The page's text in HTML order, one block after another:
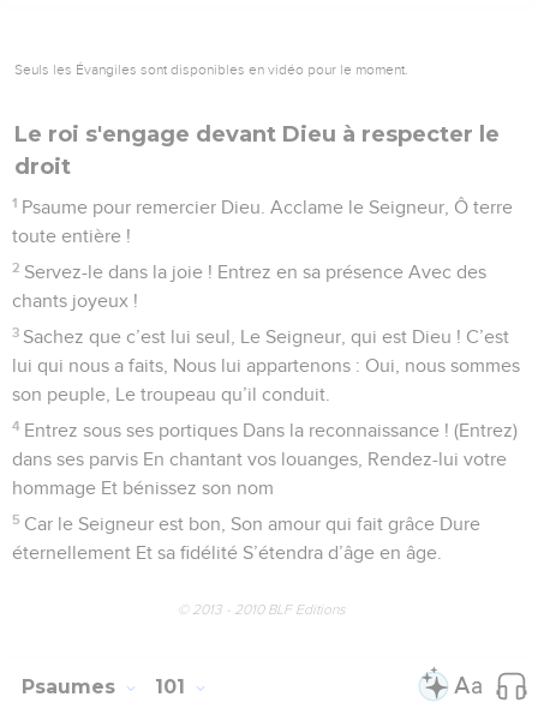
Seuls les Évangiles sont disponibles en vidéo pour le moment.
Le roi s'engage devant Dieu à respecter le
droit
1 Psaume pour remercier Dieu. Acclame le Seigneur, Ô terre
toute entière !
2 Servez-le dans la joie ! Entrez en sa présence Avec des
chants joyeux !
3 Sachez que c’est lui seul, Le Seigneur, qui est Dieu ! C’est
lui qui nous a faits, Nous lui appartenons : Oui, nous sommes
son peuple, Le troupeau qu’il conduit.
4 Entrez sous ses portiques Dans la reconnaissance ! (Entrez)
dans ses parvis En chantant vos louanges, Rendez-lui votre
hommage Et bénissez son nom
5 Car le Seigneur est bon, Son amour qui fait grâce Dure
éternellement Et sa fidélité S’étendra d’âge en âge.
© 2013 - 2010 BLF Editions
Psaumes 101